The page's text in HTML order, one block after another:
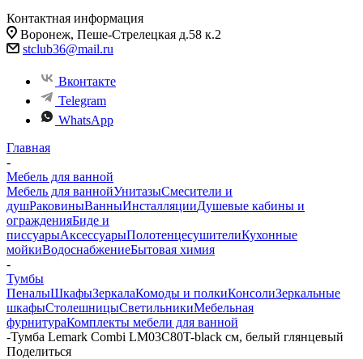
Контактная информация
Воронеж, Пеше-Стрелецкая д.58 к.2
stclub36@mail.ru
Вконтакте
Telegram
WhatsApp
Главная
-
Мебель для ванной
Мебель для ваннойУнитазыСмесители и
душРаковиныВанныИнсталляцииДушевые кабины и
огражденияБиде и
писсуарыАксессуарыПолотенцесушителиКухонные
мойкиВодоснабжениеБытовая химия
-
Тумбы
ПеналыШкафыЗеркалаКомоды и полкиКонсолиЗеркальные
шкафыСтолешницыСветильникиМебельная
фурнитураКомплекты мебели для ванной
-Тумба Lemark Combi LM03C80T-black см, белый глянцевый
Поделиться